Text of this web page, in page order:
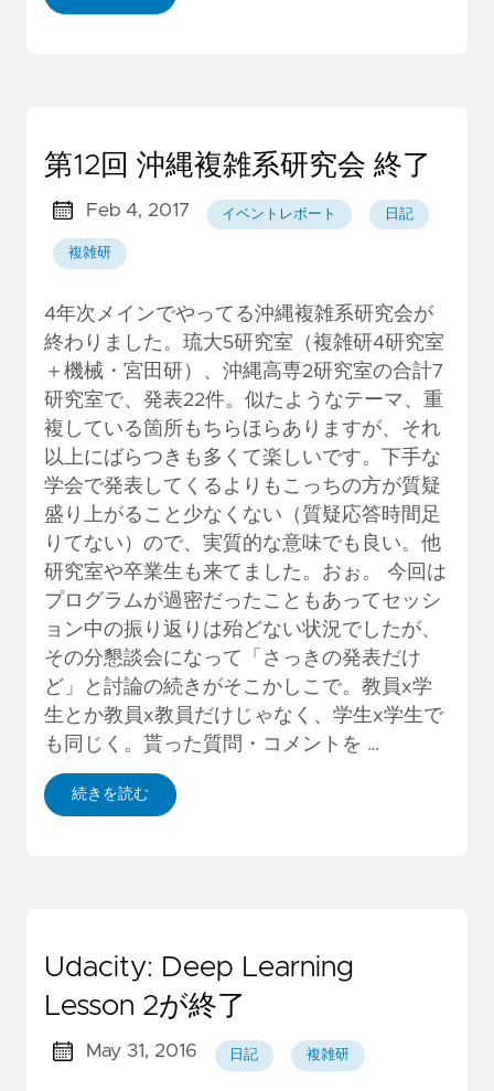
第12回 沖縄複雑系研究会 終了
Feb 4, 2017 イベントレポート 日記
複雑研
4年次メインでやってる沖縄複雑系研究会が
終わりました。琉大5研究室（複雑研4研究室
＋機械・宮田研）、沖縄高専2研究室の合計7
研究室で、発表22件。似たようなテーマ、重
複している箇所もちらほらありますが、それ
以上にばらつきも多くて楽しいです。下手な
学会で発表してくるよりもこっちの方が質疑
盛り上がること少なくない（質疑応答時間足
りてない）ので、実質的な意味でも良い。他
研究室や卒業生も来てました。おぉ。 今回は
プログラムが過密だったこともあってセッシ
ョン中の振り返りは殆どない状況でしたが、
その分懇談会になって「さっきの発表だけ
ど」と討論の続きがそこかしこで。教員x学
生とか教員x教員だけじゃなく、学生x学生で
も同じく。貰った質問・コメントを …
続きを読む
Udacity: Deep Learning
Lesson 2が終了
May 31, 2016 日記 複雑研